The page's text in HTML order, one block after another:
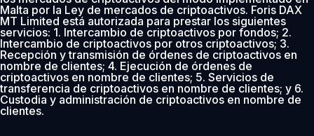
Malta por la Ley de mercados de criptoactivos. Foris DAX
MT Limited está autorizada para prestar los siguientes
servicios: 1. Intercambio de criptoactivos por fondos; 2.
Intercambio de criptoactivos por otros criptoactivos; 3.
Recepción y transmisión de órdenes de criptoactivos en
nombre de clientes; 4. Ejecución de órdenes de
criptoactivos en nombre de clientes; 5. Servicios de
transferencia de criptoactivos en nombre de clientes; y 6.
Custodia y administración de criptoactivos en nombre de
clientes.